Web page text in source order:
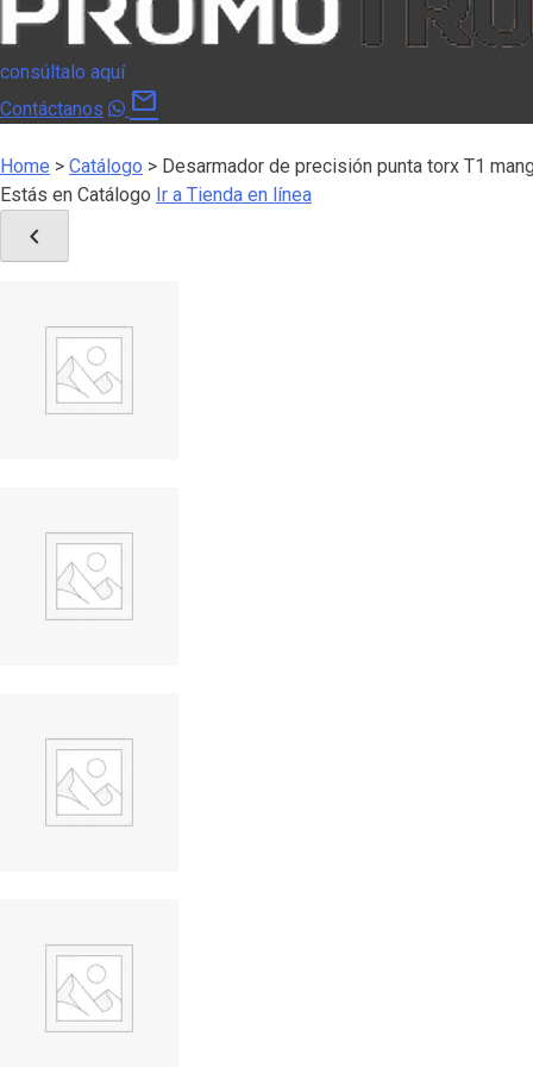
consúltalo aquí
Contáctanos
mail
Home > Catálogo > Desarmador de precisión punta torx T1
Estás en Catálogo Ir a Tienda en línea
chevron_left